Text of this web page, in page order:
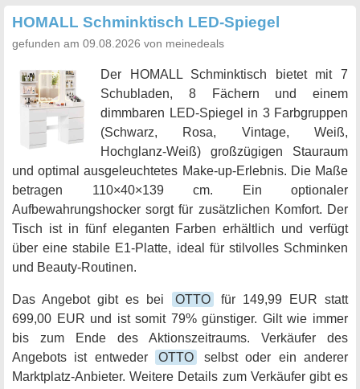
HOMALL Schminktisch LED-Spiegel
gefunden am 09.08.2026 von meinedeals
Der HOMALL Schminktisch bietet mit 7
Schubladen, 8 Fächern und einem
dimmbaren LED-Spiegel in 3 Farbgruppen
(Schwarz, Rosa, Vintage, Weiß,
Hochglanz-Weiß) großzügigen Stauraum
und optimal ausgeleuchtetes Make-up-Erlebnis. Die Maße
betragen 110×40×139 cm. Ein optionaler
Aufbewahrungshocker sorgt für zusätzlichen Komfort. Der
Tisch ist in fünf eleganten Farben erhältlich und verfügt
über eine stabile E1-Platte, ideal für stilvolles Schminken
und Beauty-Routinen.
Das Angebot gibt es bei OTTO
für 149,99 EUR statt
699,00 EUR und ist somit 79% günstiger. Gilt wie immer
bis zum Ende des Aktionszeitraums. Verkäufer des
Angebots ist entweder
OTTO
selbst oder ein anderer
Marktplatz-Anbieter. Weitere Details zum Verkäufer gibt es